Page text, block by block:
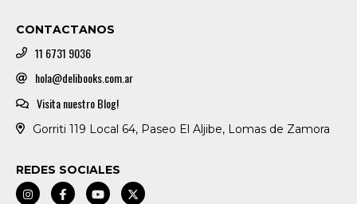
CONTACTANOS
11 6731 9036
hola@delibooks.com.ar
Visita nuestro Blog!
Gorriti 119 Local 64, Paseo El Aljibe, Lomas de Zamora
REDES SOCIALES